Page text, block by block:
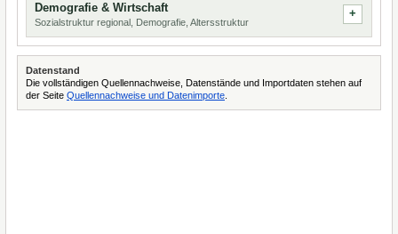
Demografie & Wirtschaft
Sozialstruktur regional, Demografie, Altersstruktur
Datenstand
Die vollständigen Quellennachweise, Datenstände und Importdaten stehen auf
der Seite Quellennachweise und Datenimporte